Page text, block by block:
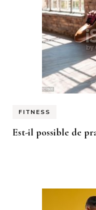
FITNESS
Est-il possible de